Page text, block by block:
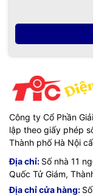
Công ty Cổ Phần
lập theo giấy phép
Thành phố Hà Nội
Địa chỉ: Số nhà 11
Quốc Tử Giám,
Địa chỉ cửa hàng: